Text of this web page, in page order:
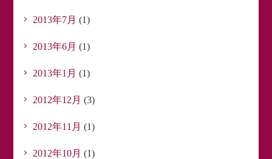
2013年7月 (1)
2013年6月 (1)
2013年1月 (1)
2012年12月 (3)
2012年11月 (1)
2012年10月 (1)